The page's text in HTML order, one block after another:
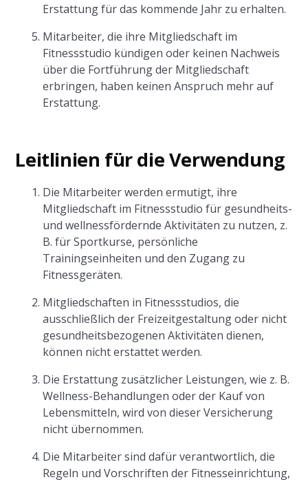
Erstattung für das kommende Jahr zu erhalten.
Mitarbeiter, die ihre Mitgliedschaft im
Fitnessstudio kündigen oder keinen Nachweis
über die Fortführung der Mitgliedschaft
erbringen, haben keinen Anspruch mehr auf
Erstattung.
Leitlinien für die Verwendung
Die Mitarbeiter werden ermutigt, ihre
Mitgliedschaft im Fitnessstudio für gesundheits-
und wellnessfördernde Aktivitäten zu nutzen, z.
B. für Sportkurse, persönliche
Trainingseinheiten und den Zugang zu
Fitnessgeräten.
Mitgliedschaften in Fitnessstudios, die
ausschließlich der Freizeitgestaltung oder nicht
gesundheitsbezogenen Aktivitäten dienen,
können nicht erstattet werden.
Die Erstattung zusätzlicher Leistungen, wie z. B.
Wellness-Behandlungen oder der Kauf von
Lebensmitteln, wird von dieser Versicherung
nicht übernommen.
Die Mitarbeiter sind dafür verantwortlich, die
Regeln und Vorschriften der Fitnesseinrichtung,